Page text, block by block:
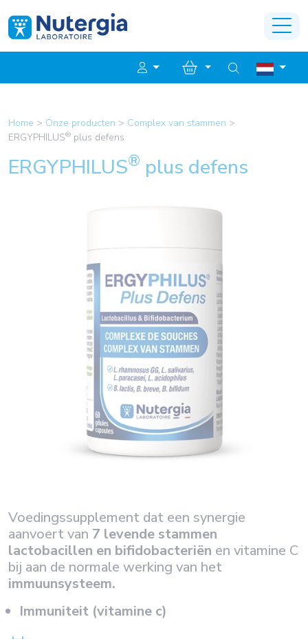
Home > Onze producten > Complex van stammen >
ERGYPHILUS® plus defens
ERGYPHILUS® plus defens
Voedingssupplement dat een synergie
aanvoert van 7 levende stammen
lactobacillen en bifidobacteriën en vitamine C
bij aan de normale werking van het
immuunsysteem.
Immuniteit (vitamine c)